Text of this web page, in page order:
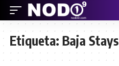
Etiqueta:Baja Stays